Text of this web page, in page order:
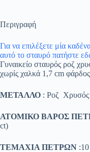
Περιγραφή
Για να επιλέξετε μία
αυτό το σταυρό πατήστε
Γυναικείο σταυρός ροζ
χωρίς χαλκά 1,7 cm
ΜΕΤΑΛΛΟ : Ροζ
ΑΤΟΜΙΚΟ ΒΑΡΟΣ
ct)
ΤΕΜΑΧΙΑ ΠΕΤΡΩΝ :10